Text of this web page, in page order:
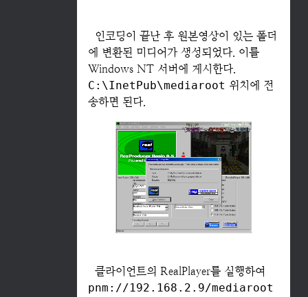
인코딩이 끝난 후 원본영상이 있는 폴더
에 변환된 미디어가 생성되었다. 이를
Windows NT 서버에 게시한다.
C:\InetPub\mediaroot 위치에 전
송하면 된다.
클라이언트의 RealPlayer를 실행하여
pnm://192.168.2.9/mediaroot